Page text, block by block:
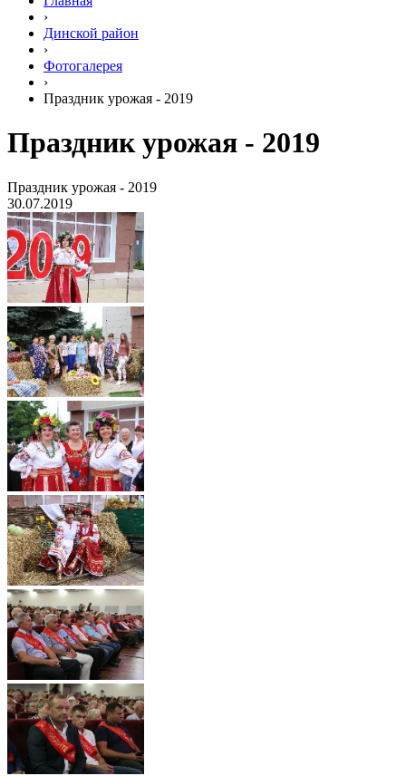
›
Динской район
›
Фотогалерея
›
Праздник урожая - 2019
Праздник урожая - 2019
Праздник урожая - 2019
30.07.2019